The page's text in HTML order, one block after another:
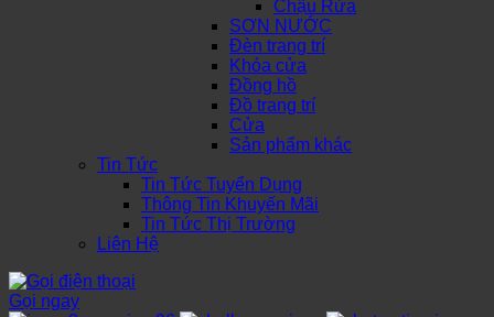
Chậu Rửa
SƠN NƯỚC
Đèn trang trí
Khóa cửa
Đồng hồ
Đồ trang trí
Cửa
Sản phẩm khác
Tin Tức
Tin Tức Tuyển Dụng
Thông Tin Khuyến Mãi
Tin Tức Thị Trường
Liên Hệ
Gọi ngay